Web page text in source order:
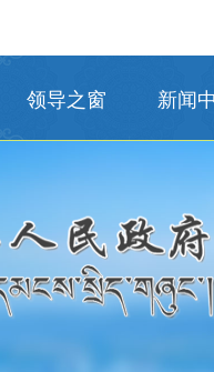
领导之窗 新闻